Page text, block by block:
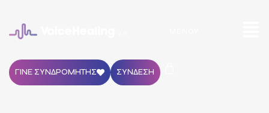
ΓΙΝΕ ΣΥΝΔΡΟΜΗΤΗΣ ΣΥΝΔΕΣΗ